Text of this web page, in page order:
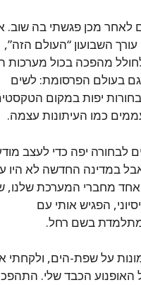
לאחר מכן פגשתי בה שוב.
עורך השבועון “העולם הזה”,
מהפכה בכול מערכות
גם בעולם הפרסומת: לשים
יפות במקום
כמו העיתונות עצמה.
לבחורה יפה כדי לעצב
במדינה החדשה לא היו
אחד מחברי המערכת שלנו,
הפגיש אותי עם
בשם רחל.
על שפת-הים, ולקחתי
האופנוע הכבד שלי.